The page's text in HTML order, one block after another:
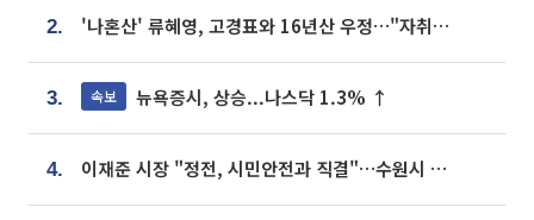
2. '나혼산' 류혜영, 고경표와 16년산 우정…"자취방서 부모님과 마주쳐"
3. 속보 뉴욕증시, 상승...나스닥 1.3% ↑
4. 이재준 시장 "정전, 시민안전과 직결"…수원시 비상대응체계 가동